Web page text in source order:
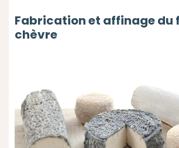
Fabrication et affinage du
chèvre